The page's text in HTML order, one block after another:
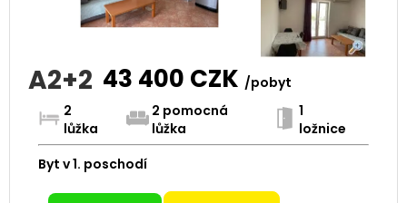
A2+2 43 400 CZK /pobyt
2
lůžka
2 pomocná
lůžka
1
ložnice
Byt v 1. poschodí